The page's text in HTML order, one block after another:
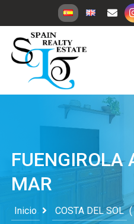
FUENGIROLA
MAR
Inicio COSTA DEL SOL (